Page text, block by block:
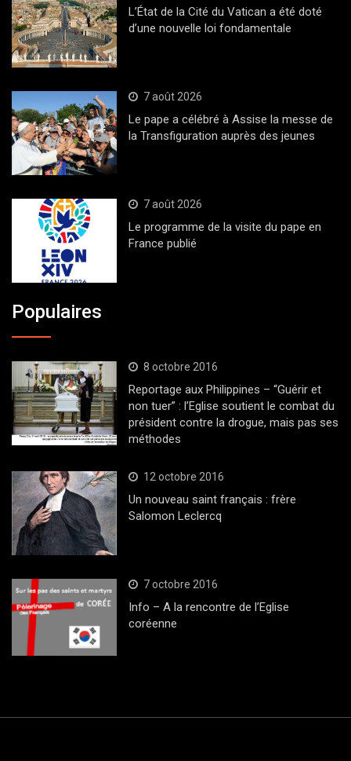
L’État de la Cité du Vatican a été doté
d’une nouvelle loi fondamentale
7 août 2026
Le pape a célébré à Assise la messe de
la Transfiguration auprès des jeunes
7 août 2026
Le programme de la visite du pape en
France publié
Populaires
8 octobre 2016
Reportage aux Philippines – “Guérir et
non tuer” : l’Eglise soutient le combat du
président contre la drogue, mais pas ses
méthodes
12 octobre 2016
Un nouveau saint français : frère
Salomon Leclercq
7 octobre 2016
Info – A la rencontre de l’Eglise
coréenne